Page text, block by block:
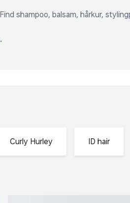
Find shampoo, balsam, hårkur,
Curly